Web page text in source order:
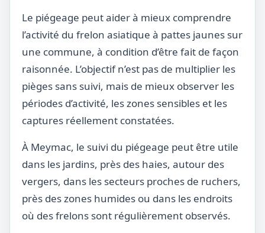
Le piégeage peut aider à mieux comprendre
l’activité du frelon asiatique à pattes jaunes sur
une commune, à condition d’être fait de façon
raisonnée. L’objectif n’est pas de multiplier les
pièges sans suivi, mais de mieux observer les
périodes d’activité, les zones sensibles et les
captures réellement constatées.
À Meymac, le suivi du piégeage peut être utile
dans les jardins, près des haies, autour des
vergers, dans les secteurs proches de ruchers,
près des zones humides ou dans les endroits
où des frelons sont régulièrement observés.